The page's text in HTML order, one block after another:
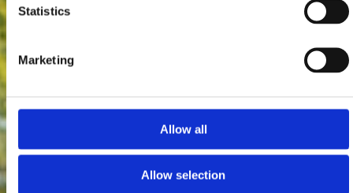
Statistics
Marketing
Allow all
Allow selection